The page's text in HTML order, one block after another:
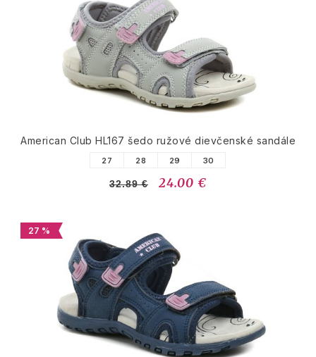
American Club HL167 šedo ružové dievčenské sandále
27 28 29 30
32.89 € 24.00 €
27 %